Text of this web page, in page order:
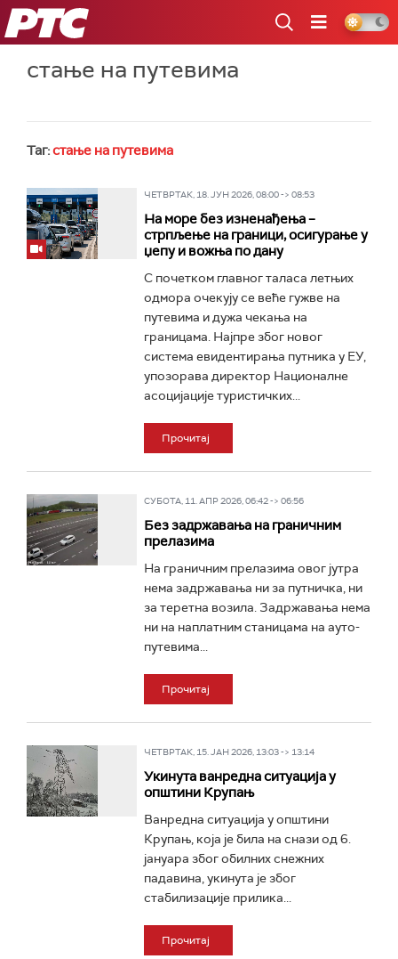
РТС
стање на путевима
Таг:стање на путевима
ЧЕТВРТАК, 18. ЈУН 2026, 08:00 -> 08:53
На море без изненађења –
стрпљење на граници, осигурање у
џепу и вожња по дану
С почетком главног таласа летњих
одмора очекују се веће гужве на
путевима и дужа чекања на
границама. Најпре због новог
система евидентирања путника у ЕУ,
упозорава директор Националне
асоцијације туристичких...
Прочитај
СУБОТА, 11. АПР 2026, 06:42 -> 06:56
Без задржавања на граничним
прелазима
На граничним прелазима овог јутра
нема задржавања ни за путничка, ни
за теретна возила. Задржавања нема
ни на наплатним станицама на ауто-
путевима...
Прочитај
ЧЕТВРТАК, 15. ЈАН 2026, 13:03 -> 13:14
Укинута ванредна ситуација у
општини Крупањ
Ванредна ситуација у општини
Крупањ, која је била на снази од 6.
јануара због обилних снежних
падавина, укинута је због
стабилизације прилика...
Прочитај